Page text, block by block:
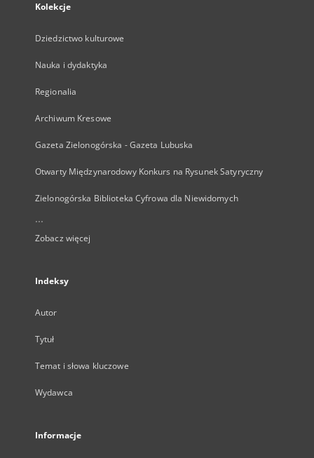
Kolekcje
Dziedzictwo kulturowe
Nauka i dydaktyka
Regionalia
Archiwum Kresowe
Gazeta Zielonogórska - Gazeta Lubuska
Otwarty Międzynarodowy Konkurs na Rysunek Satyryczny
Zielonogórska Biblioteka Cyfrowa dla Niewidomych
...
Zobacz więcej
Indeksy
Autor
Tytuł
Temat i słowa kluczowe
Wydawca
Informacje